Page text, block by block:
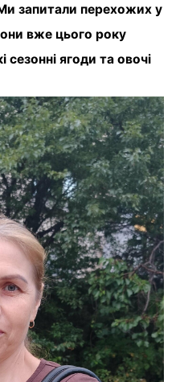
запитали перехожих у
вже цього року
сезонні ягоди та овочі